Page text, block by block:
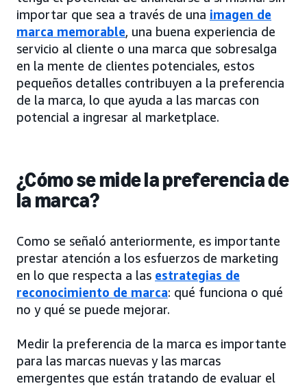
importar que sea a través de una imagen de
marca memorable, una buena experiencia de
servicio al cliente o una marca que sobresalga
en la mente de clientes potenciales, estos
pequeños detalles contribuyen a la preferencia
de la marca, lo que ayuda a las marcas con
potencial a ingresar al marketplace.
¿Cómo se mide la preferencia de
la marca?
Como se señaló anteriormente, es importante
prestar atención a los esfuerzos de marketing
en lo que respecta a las estrategias de
reconocimiento de marca: qué funciona o qué
no y qué se puede mejorar.
Medir la preferencia de la marca es importante
para las marcas nuevas y las marcas
emergentes que están tratando de evaluar el